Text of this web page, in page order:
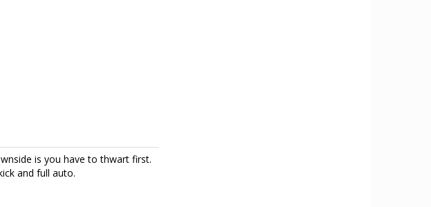
is you have to thwart first.
and full auto.